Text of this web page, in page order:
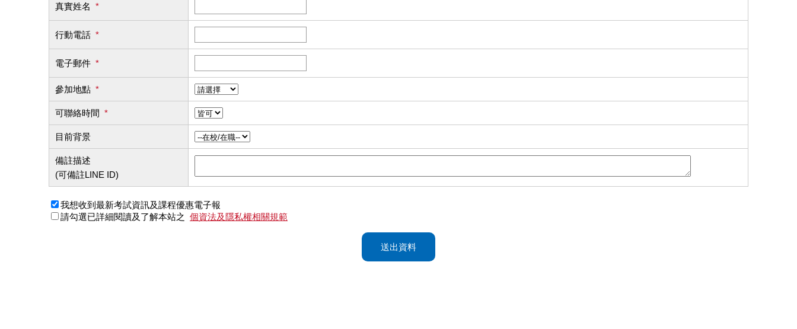
真實姓名 *
行動電話 *
電子郵件 *
參加地點 *
可聯絡時間 *
目前背景
備註描述
(可備註LINE ID)
我想收到最新考試資訊及課程優惠電子報
請勾選已詳細閱讀及了解本站之 個資法及隱私權相關規範
送出資料